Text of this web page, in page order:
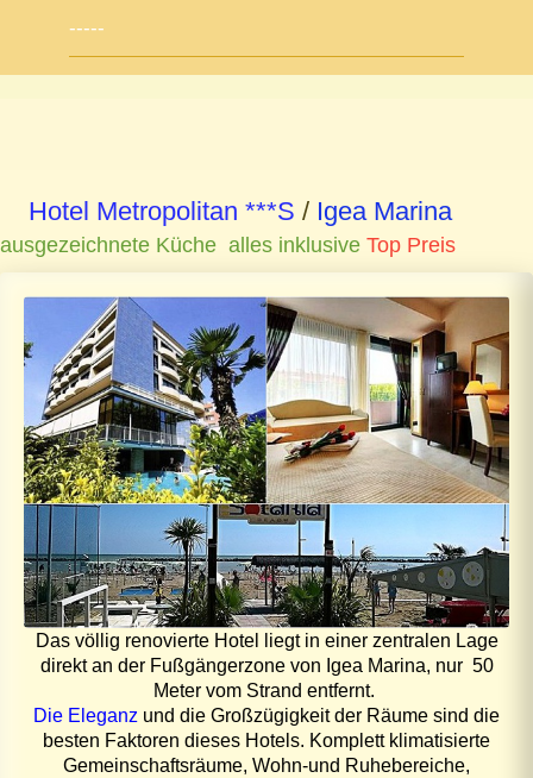
-----
Hotel Metropolitan ***S / Igea Marina
ausgezeichnete Küche alles inklusive Top Preis
Das völlig renovierte Hotel liegt in einer zentralen Lage
direkt an der Fußgängerzone von Igea Marina, nur 50
Meter vom Strand entfernt.
Die Eleganz und die Großzügigkeit der Räume sind die
besten Faktoren dieses Hotels. Komplett klimatisierte
Gemeinschaftsräume, Wohn-und Ruhebereiche,